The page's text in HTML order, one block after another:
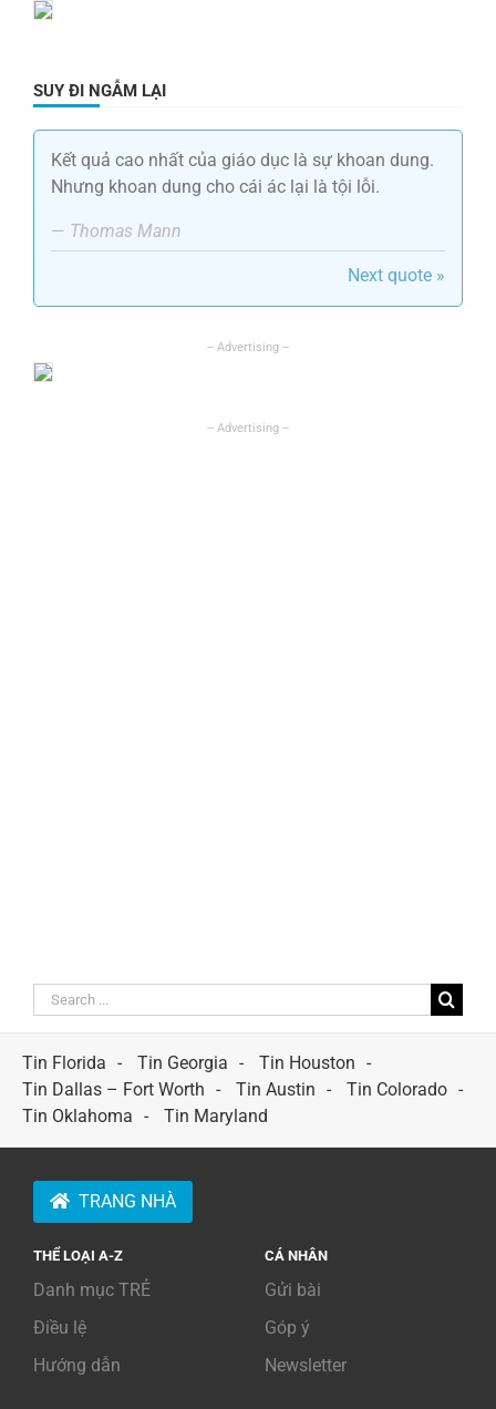
SUY ĐI NGẪM LẠI
Kết quả cao nhất của giáo dục là sự khoan dung.
Nhưng khoan dung cho cái ác lại là tội lỗi.
— Thomas Mann
Next quote »
Search
for:
Tin Florida
Tin Georgia
Tin Houston
Tin Dallas – Fort Worth
Tin Austin
Tin Colorado
Tin Oklahoma
Tin Maryland
TRANG NHÀ
THỂ LOẠI A-Z
Danh mục TRẺ
Điều lệ
Hướng dẫn
CÁ NHÂN
Gửi bài
Góp ý
Newsletter